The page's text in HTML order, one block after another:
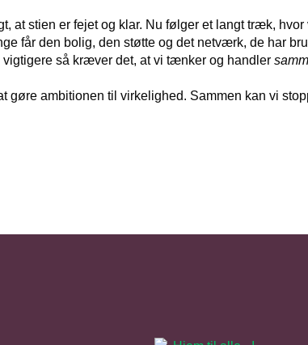
at stien er fejet og klar. Nu følger et langt træk,
får den bolig, den støtte og det netværk, de har
vigtigere så kræver det, at vi tænker og handler
gøre ambitionen til virkelighed. Sammen kan vi